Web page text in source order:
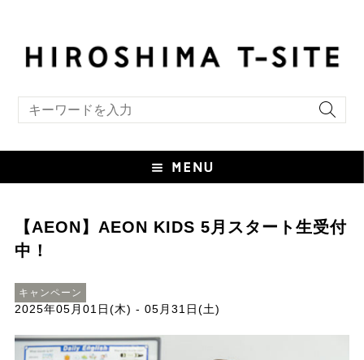
【AEON】AEON KIDS 5月スタート生受付
中！
キャンペーン
2025年05月01日(木) - 05月31日(土)